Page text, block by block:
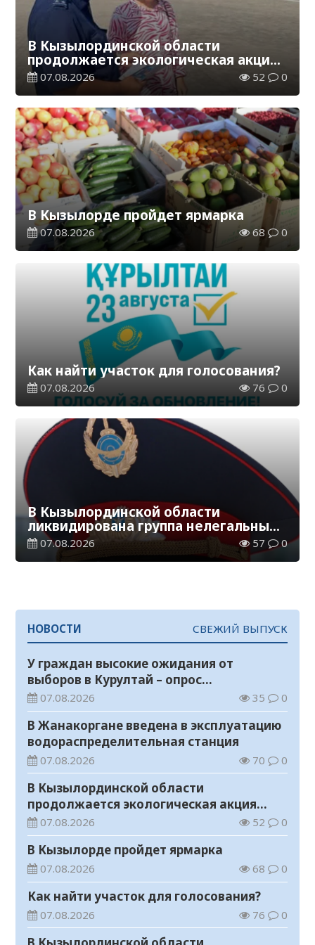
В Кызылординской области
продолжается экологическая акция
«Таза Қазақстан»
07.08.2026 52 0
В Кызылорде пройдет ярмарка
07.08.2026 68 0
Как найти участок для голосования?
07.08.2026 76 0
В Кызылординской области
ликвидирована группа нелегальных
добытчиков золота
07.08.2026 57 0
НОВОСТИ СВЕЖИЙ ВЫПУСК
У граждан высокие ожидания от
выборов в Курултай – опрос
общественного мнения
07.08.2026 35 0
В Жанакоргане введена в эксплуатацию
водораспределительная станция
07.08.2026 70 0
В Кызылординской области
продолжается экологическая акция
«Таза Қазақстан»
07.08.2026 52 0
В Кызылорде пройдет ярмарка
07.08.2026 68 0
Как найти участок для голосования?
07.08.2026 76 0